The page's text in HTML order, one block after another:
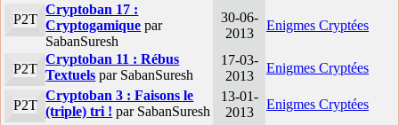
P2T
Cryptoban 17 :
Cryptogamique par
SabanSuresh
30-06-
2013
Enigmes Cryptées
P2T
Cryptoban 11 : Rébus
Textuels par SabanSuresh
17-03-
2013
Enigmes Cryptées
P2T
Cryptoban 3 : Faisons le
(triple) tri ! par SabanSuresh
13-01-
2013
Enigmes Cryptées